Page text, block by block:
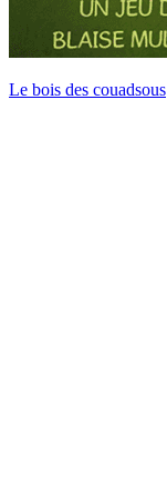
Le bois des couadsous